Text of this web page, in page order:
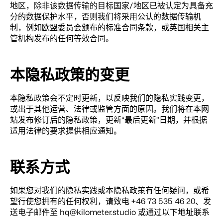
地区，除非该数据传输的目标国家/地区已被认定为具备充
分的数据保护水平，否则我们将采用公认的数据传输机
制，例如欧盟委员会颁布的标准合同条款，或英国相关主
管机构发布的任何等效合同。
本隐私政策的变更
本隐私政策会不定时更新，以反映我们的隐私实践变更，
或出于其他运营、法律或监管方面的原因。我们将在本网
站发布修订后的隐私政策，更新“最后更新”日期，并根据
适用法律的要求提供相应通知。
联系方式
如果您对我们的隐私实践或本隐私政策有任何疑问，或希
望行使您拥有的任何权利，请致电 +46 73 535 46 20、发
送电子邮件至 hq@kilometer.studio 或通过以下地址联系